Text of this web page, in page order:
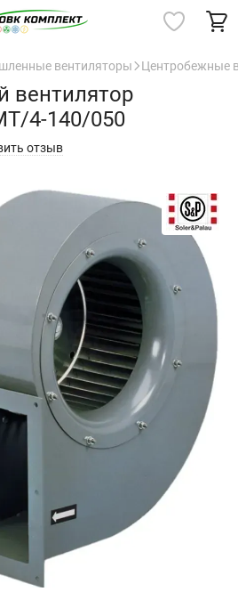
вентиляторы Центробежные
вентилятор
4-140/050
отзыв